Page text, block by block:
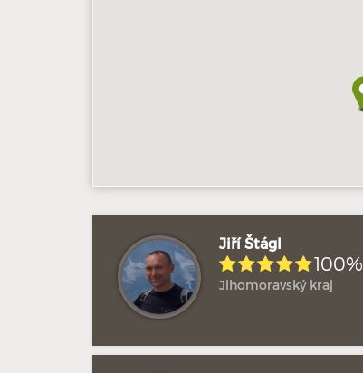
Jiří Štágl
100%
Jihomoravský kraj